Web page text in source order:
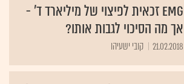
EMG זכאית לפיצוי של מיליארד ד' -
אך מה הסיכוי לגבות אותו?
21.02.2018 קובי ישעיהו